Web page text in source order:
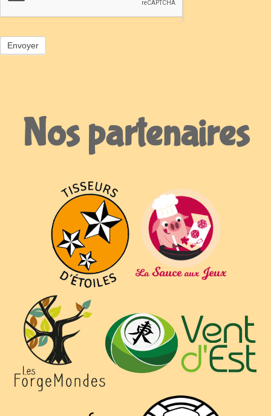
Nos partenaires